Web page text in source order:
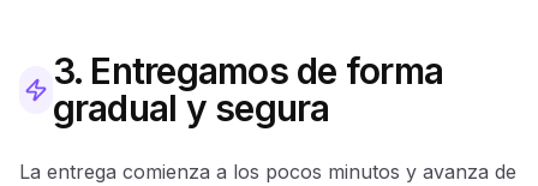
3. Entregamos de forma
gradual y segura
La entrega comienza a los pocos minutos y avanza de